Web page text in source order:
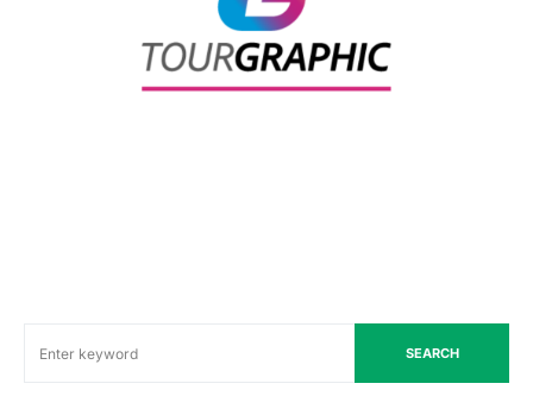
SEARCH